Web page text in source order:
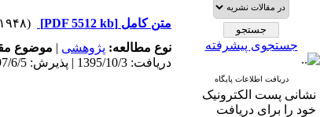
جستجوی پیشرفته
دریافت اطلاعات پایگاه
نشانی پست الکترونیک
خود را برای دریافت
متن کامل [PDF 5512 kb]
(۱۹۴۸ دریافت)
نوع مطالعه: پژوهشی | موضوع
دریافت: 1395/10/3 | پذیرش: 1397/6/5 | انتشار: 1397/6/5